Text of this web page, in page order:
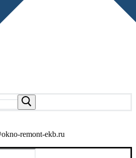
remont-ekb.ru